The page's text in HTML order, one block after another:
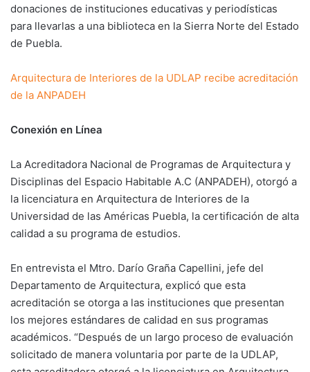
donaciones de instituciones educativas y periodísticas
para llevarlas a una biblioteca en la Sierra Norte del Estado
de Puebla.
Arquitectura de Interiores de la UDLAP recibe acreditación
de la ANPADEH
Conexión en Línea
La Acreditadora Nacional de Programas de Arquitectura y
Disciplinas del Espacio Habitable A.C (ANPADEH), otorgó a
la licenciatura en Arquitectura de Interiores de la
Universidad de las Américas Puebla, la certificación de alta
calidad a su programa de estudios.
En entrevista el Mtro. Darío Graña Capellini, jefe del
Departamento de Arquitectura, explicó que esta
acreditación se otorga a las instituciones que presentan
los mejores estándares de calidad en sus programas
académicos. “Después de un largo proceso de evaluación
solicitado de manera voluntaria por parte de la UDLAP,